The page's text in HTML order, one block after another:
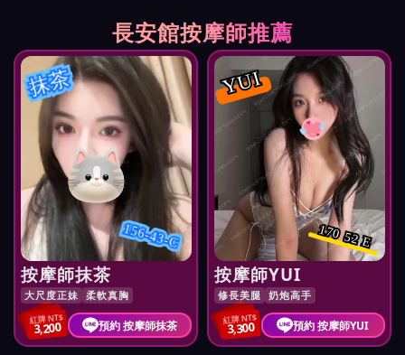
長安館按摩師推薦
抹茶
156-43-C
按摩師抹茶
大尺度正妹 柔軟真胸
紅牌 NT$
3,200 預約 按摩師抹茶
YUI
170 52 E
按摩師YUI
修長美腿 奶炮高手
紅牌 NT$
3,300 預約 按摩師YUI